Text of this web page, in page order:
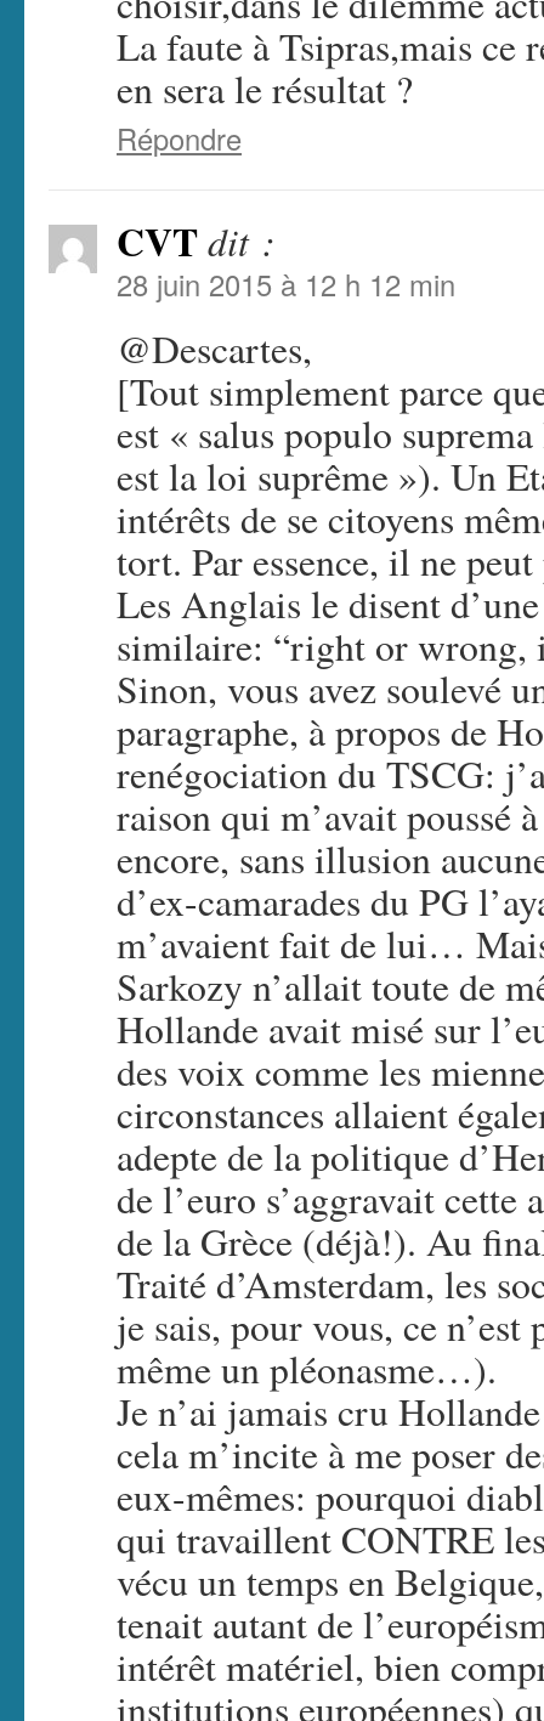
La faute à Tsipras,mais
en sera le résultat ?
Répondre
CVTdit :
28 juin 2015 à 12 h 12 min
@Descartes,
[Tout simplement parce
est « salus populo
est la loi suprême »). Un
intérêts de se citoyens
tort. Par essence, il ne
Les Anglais le disent
similaire: “right or
Sinon, vous avez soulevé
paragraphe, à propos de
renégociation du TSCG:
raison qui m’avait poussé
encore, sans illusion
d’ex-camarades du PG
m’avaient fait de lui…
Sarkozy n’allait toute de
Hollande avait misé sur
des voix comme les
circonstances allaient
adepte de la politique
de l’euro s’aggravait
de la Grèce (déjà!). Au
Traité d’Amsterdam, les
je sais, pour vous, ce n’est
même un pléonasme…).
Je n’ai jamais cru
cela m’incite à me poser
eux-mêmes: pourquoi
qui travaillent CONTRE
vécu un temps en
tenait autant de
intérêt matériel, bien
institutions européennes)